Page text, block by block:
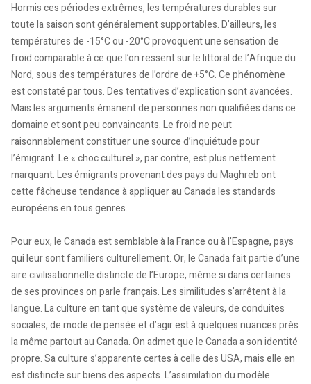
Hormis ces périodes extrêmes, les températures durables sur
toute la saison sont généralement supportables. D’ailleurs, les
températures de -15°C ou -20°C provoquent une sensation de
froid comparable à ce que l’on ressent sur le littoral de l’Afrique du
Nord, sous des températures de l’ordre de +5°C. Ce phénomène
est constaté par tous. Des tentatives d’explication sont avancées.
Mais les arguments émanent de personnes non qualifiées dans ce
domaine et sont peu convaincants. Le froid ne peut
raisonnablement constituer une source d’inquiétude pour
l’émigrant. Le « choc culturel », par contre, est plus nettement
marquant. Les émigrants provenant des pays du Maghreb ont
cette fâcheuse tendance à appliquer au Canada les standards
européens en tous genres.
Pour eux, le Canada est semblable à la France ou à l’Espagne, pays
qui leur sont familiers culturellement. Or, le Canada fait partie d’une
aire civilisationnelle distincte de l’Europe, même si dans certaines
de ses provinces on parle français. Les similitudes s’arrêtent à la
langue. La culture en tant que système de valeurs, de conduites
sociales, de mode de pensée et d’agir est à quelques nuances près
la même partout au Canada. On admet que le Canada a son identité
propre. Sa culture s’apparente certes à celle des USA, mais elle en
est distincte sur biens des aspects. L’assimilation du modèle